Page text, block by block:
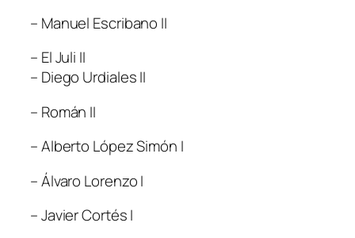
– Manuel Escribano II
– El Juli II
– Diego Urdiales II
– Román II
– Alberto López Simón I
– Álvaro Lorenzo I
– Javier Cortés I